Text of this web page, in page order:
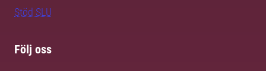
Stöd SLU
Följ oss